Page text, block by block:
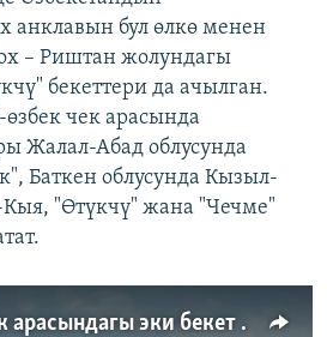
анклавын бул өлкө менен
– Риштан жолундагы
бекеттери да ачылган.
чек арасында
Жалал-Абад облусунда
Баткен облусунда Кызыл-
"Өтүкчү" жана "Чечме"
Кыргыз-өзбек чек арасындагы эки бекет ачылат